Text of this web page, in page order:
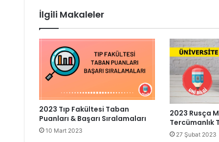
İlgili Makaleler
2023 Tıp Fakültesi Taban
Puanları & Başarı Sıralamaları
10 Mart 2023
2023 Rusça
Tercümanlık
27 Şubat 2023